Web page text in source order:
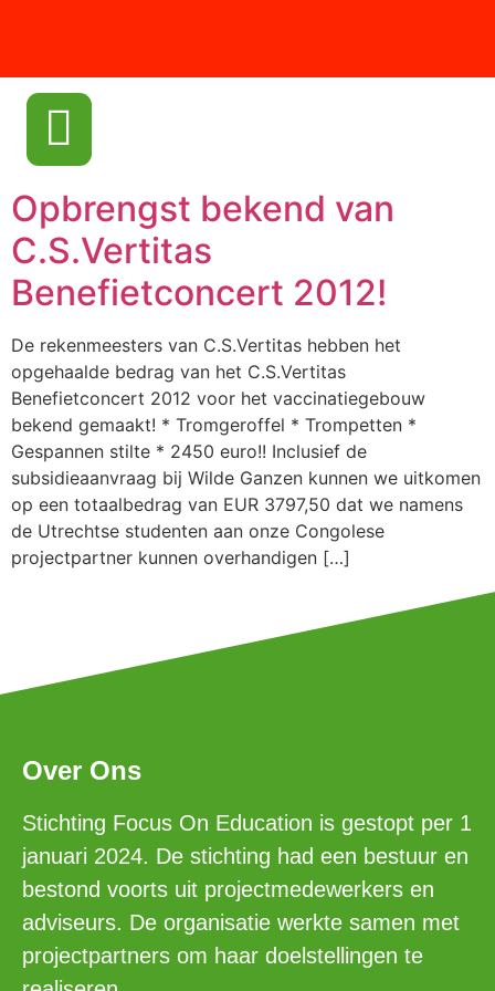
Opbrengst bekend van
C.S.Vertitas
Benefietconcert 2012!
De rekenmeesters van C.S.Vertitas hebben het
opgehaalde bedrag van het C.S.Vertitas
Benefietconcert 2012 voor het vaccinatiegebouw
bekend gemaakt! * Tromgeroffel * Trompetten *
Gespannen stilte * 2450 euro!! Inclusief de
subsidieaanvraag bij Wilde Ganzen kunnen we uitkomen
op een totaalbedrag van EUR 3797,50 dat we namens
de Utrechtse studenten aan onze Congolese
projectpartner kunnen overhandigen […]
Over Ons
Stichting Focus On Education is gestopt per 1
januari 2024. De stichting had een bestuur en
bestond voorts uit projectmedewerkers en
adviseurs. De organisatie werkte samen met
projectpartners om haar doelstellingen te